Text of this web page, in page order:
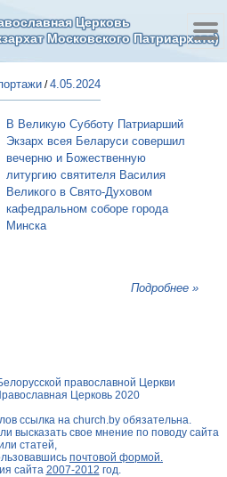
Церковь
Московского Патриархата)
/4.05.2024
В Великую Субботу Патриарший
Экзарх всея Беларуси совершил
вечерню и Божественную
литургию святителя Василия
Великого в Свято-Духовом
кафедральном соборе города
Минска
Подробнее »
православной Церкви
Церковь 2020
ссылка на church.byобязательна.
высказать свое мнение по поводу сайта
статей,
почтовой формой.
сайта 2007-2012 год.